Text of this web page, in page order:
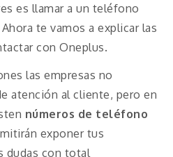
es llamar a un teléfono
te vamos a explicar las
con Oneplus.
las empresas no
atención al cliente, pero en
números de teléfono
exponer tus
dudas con total